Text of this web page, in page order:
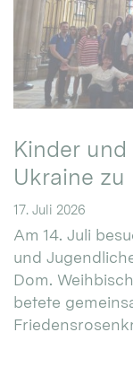
Kinder
Ukraine zu
17. Juli 2026
Am 14. Juli
und
Dom.
betete